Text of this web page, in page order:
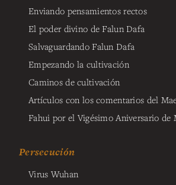
Enviando pensamientos rectos
El poder divino de Falun Dafa
Salvaguardando Falun Dafa
Empezando la cultivación
Caminos de cultivación
Artículos con los comentarios del
Fahui por el Vigésimo Aniversario de
Persecución
Virus Wuhan